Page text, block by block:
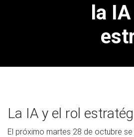
la
La IA y el rol
El próximo martes 28 de octubre